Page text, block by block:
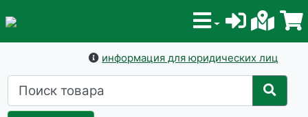
информация для юридических лиц